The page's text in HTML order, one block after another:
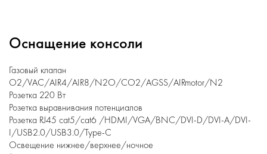
Оснащение консоли
Газовый клапан
O2/VAC/AIR4/AIR8/N2O/CO2/AGSS/AIRmotor/N2
Розетка 220 Вт
Розетка выравнивания потенциалов
Розетка RJ45 cat5/cat6 /HDMI/VGA/BNC/DVI-D/DVI-A/DVI-
I/USB2.0/USB3.0/Type-C
Освещение нижнее/верхнее/ночное